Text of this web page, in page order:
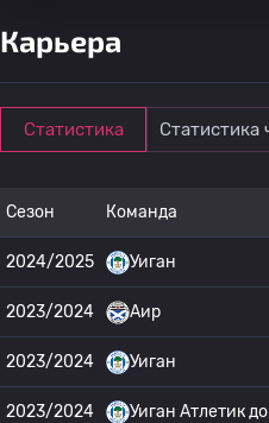
Карьера
Статистика Статистика
Сезон Команда
2024/2025 Уиган
2023/2024 Аир
2023/2024 Уиган
2023/2024 Уиган Атлетик до